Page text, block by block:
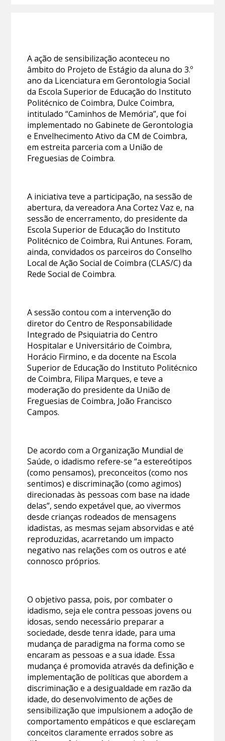
A ação de sensibilização aconteceu no
âmbito do Projeto de Estágio da aluna do 3.º
ano da Licenciatura em Gerontologia Social
da Escola Superior de Educação do Instituto
Politécnico de Coimbra, Dulce Coimbra,
intitulado “Caminhos de Memória”, que foi
implementado no Gabinete de Gerontologia
e Envelhecimento Ativo da CM de Coimbra,
em estreita parceria com a União de
Freguesias de Coimbra.
A iniciativa teve a participação, na sessão de
abertura, da vereadora Ana Cortez Vaz e, na
sessão de encerramento, do presidente da
Escola Superior de Educação do Instituto
Politécnico de Coimbra, Rui Antunes. Foram,
ainda, convidados os parceiros do Conselho
Local de Ação Social de Coimbra (CLAS/C) da
Rede Social de Coimbra.
A sessão contou com a intervenção do
diretor do Centro de Responsabilidade
Integrado de Psiquiatria do Centro
Hospitalar e Universitário de Coimbra,
Horácio Firmino, e da docente na Escola
Superior de Educação do Instituto Politécnico
de Coimbra, Filipa Marques, e teve a
moderação do presidente da União de
Freguesias de Coimbra, João Francisco
Campos.
De acordo com a Organização Mundial de
Saúde, o idadismo refere-se “a estereótipos
(como pensamos), preconceitos (como nos
sentimos) e discriminação (como agimos)
direcionadas às pessoas com base na idade
delas”, sendo expetável que, ao vivermos
desde crianças rodeados de mensagens
idadistas, as mesmas sejam absorvidas e até
reproduzidas, acarretando um impacto
negativo nas relações com os outros e até
connosco próprios.
O objetivo passa, pois, por combater o
idadismo, seja ele contra pessoas jovens ou
idosas, sendo necessário preparar a
sociedade, desde tenra idade, para uma
mudança de paradigma na forma como se
encaram as pessoas e a sua idade. Essa
mudança é promovida através da definição e
implementação de políticas que abordem a
discriminação e a desigualdade em razão da
idade, do desenvolvimento de ações de
sensibilização que impulsionem a adoção de
comportamento empáticos e que esclareçam
conceitos claramente errados sobre as